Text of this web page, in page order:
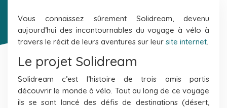
Vous connaissez sûrement Solidream, devenu
aujourd’hui des incontournables du voyage à vélo à
travers le récit de leurs aventures sur leur site internet.
Le projet Solidream
Solidream c’est l’histoire de trois amis partis
découvrir le monde à vélo. Tout au long de ce voyage
ils se sont lancé des défis de destinations (désert,